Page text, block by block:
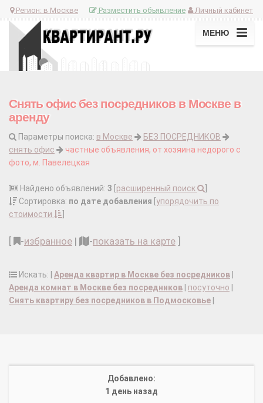
Регион: в Москве Личный кабинет
Разместить объявление
МЕНЮ
Снять офис без посредников в Москве в
аренду
Параметры поиска: в Москве
БЕЗ ПОСРЕДНИКОВ
снять офис
частные объявления, от хозяина недорого с
фото, м. Павелецкая
Найдено объявлений: 3 расширенный поиск
Сортировка: по дате добавления упорядочить по
стоимости
-избранное | -показать на карте
Искать: | Аренда квартир в Москве без посредников
Аренда комнат в Москве без посредников
посуточно
Снять квартиру без посредников в Подмосковье
Добавлено:
1 день назад